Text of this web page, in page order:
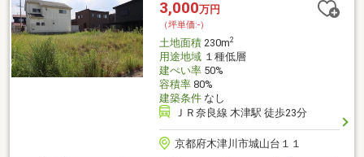
3,000万円
（坪単価:-）
土地面積230m2
用途地域１種低層
建ぺい率50%
容積率80%
建築条件なし
ＪＲ奈良線 木津駅 徒歩23分
京都府木津川市城山台１１